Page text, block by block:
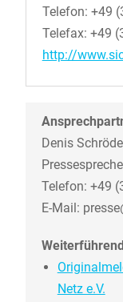
Telefon: +49
Telefax: +49
http://
Denis
Telefon: +49
E-Mail:
Netz e.V.